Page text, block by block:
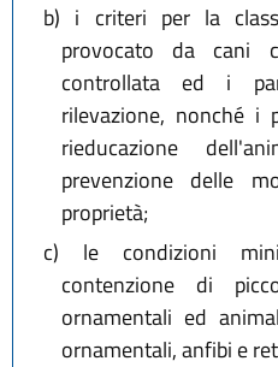
b) i criteri per la
provocato da cani
controllata ed i
rilevazione, nonché i
rieducazione
prevenzione delle
proprietà;
c) le condizioni
contenzione di
ornamentali ed
ornamentali, anfibi e